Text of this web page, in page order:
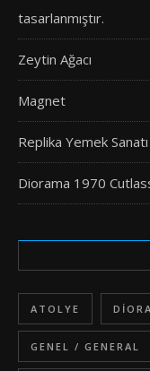
tasarlanmıştır.
Zeytin Ağacı
Magnet
Replika Yemek
Diorama 1970
ATOLYE
GENEL / GENERAL